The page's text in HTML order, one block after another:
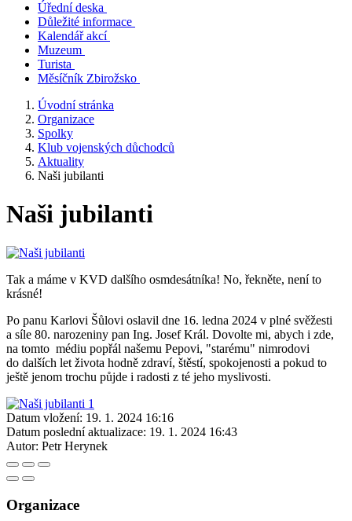
Úřední deska
Důležité informace
Kalendář akcí
Muzeum
Turista
Měsíčník Zbirožsko
Úvodní stránka
Organizace
Spolky
Klub vojenských důchodců
Aktuality
Naši jubilanti
Naši jubilanti
Tak a máme v KVD dalšího osmdesátníka! No, řekněte, není to
krásné!
Po panu Karlovi Šůlovi oslavil dne 16. ledna 2024 v plné svěžesti
a síle 80. narozeniny pan Ing. Josef Král. Dovolte mi, abych i zde,
na tomto médiu popřál našemu Pepovi, "starému" nimrodovi
do dalších let života hodně zdraví, štěstí, spokojenosti a pokud to
ještě jenom trochu půjde i radosti z té jeho myslivosti.
Datum vložení: 19. 1. 2024 16:16
Datum poslední aktualizace: 19. 1. 2024 16:43
Autor: Petr Herynek
Organizace